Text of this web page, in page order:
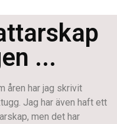
...
åren har jag skrivit
Jag har även haft ett
men det har